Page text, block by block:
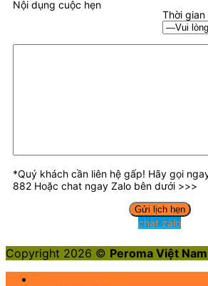
Thời
Nội dụng cuộc hẹn
*Quý khách cần liên hệ gấp! Hãy gọi
882 Hoặc chat ngay Zalo bên dưới >>>
chat zalo
Copyright 2026 © Peroma Việt Nam